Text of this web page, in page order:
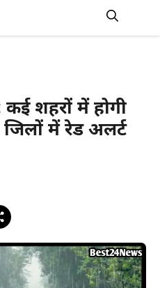
शहरों में होगी
में रेड अलर्ट